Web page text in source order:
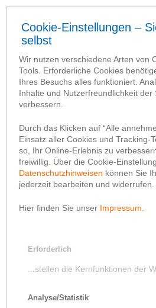
Baufortschritt Bürgerservice
werden
reger LKW-
Mittwoch